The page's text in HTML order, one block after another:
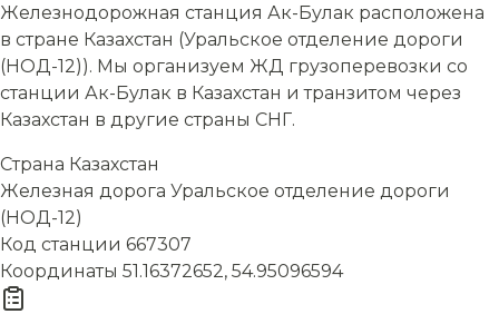
Железнодорожная станция Ак-Булак расположена
в стране Казахстан (Уральское отделение дороги
(НОД-12)). Мы организуем ЖД грузоперевозки со
станции Ак-Булак в Казахстан и транзитом через
Казахстан в другие страны СНГ.
Страна Казахстан
Железная дорога Уральское отделение дороги
(НОД-12)
Код станции 667307
Координаты 51.16372652, 54.95096594